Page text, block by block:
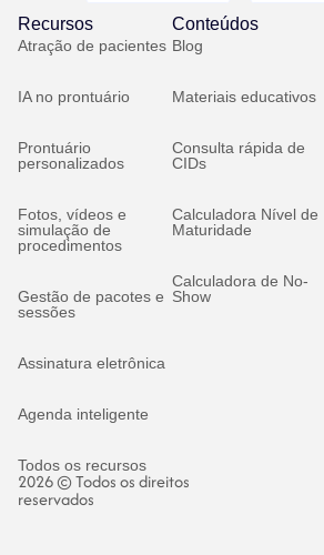
Recursos
Atração de pacientes
IA no prontuário
Prontuário
personalizados
Fotos, vídeos e
simulação de
procedimentos
Gestão de pacotes e
sessões
Assinatura eletrônica
Agenda inteligente
Todos os recursos
Conteúdos
Blog
Materiais educativos
Consulta rápida de
CIDs
Calculadora Nível de
Maturidade
Calculadora de No-
Show
2026 © Todos os direitos
reservados